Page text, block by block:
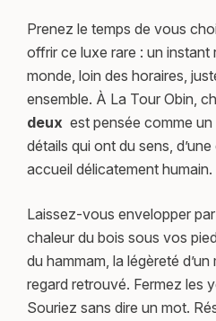
Prenez le temps de vous
offrir ce luxe rare : un instant
monde, loin des horaires,
ensemble. À La Tour Obin,
deux est pensée comme
détails qui ont du sens,
accueil délicatement humain.
Laissez-vous envelopper
chaleur du bois sous vos
du hammam, la légèreté d’un
regard retrouvé. Fermez les
Souriez sans dire un mot.